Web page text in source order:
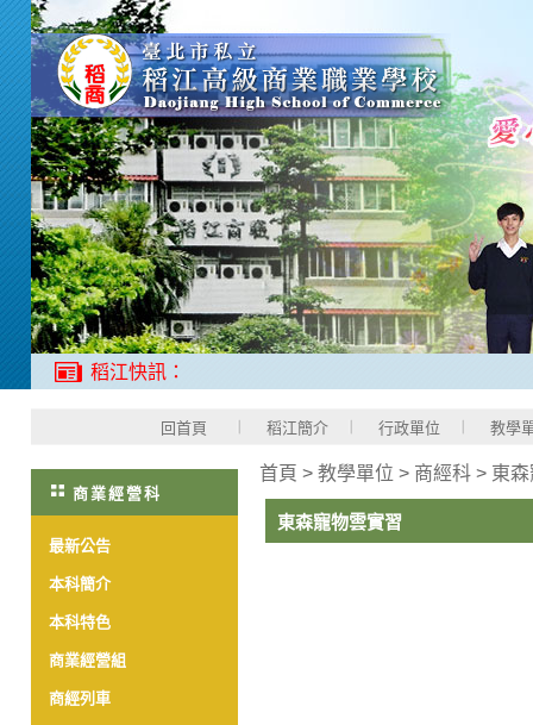
稻江快訊：
回首頁 稻江簡介 行政單位 教學
商業經營科
最新公告
本科簡介
本科特色
商業經營組
商經列車
首頁 > 教學單位 > 商經科 > 東
東森寵物雲實習